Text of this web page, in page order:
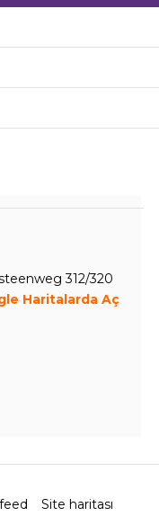
312/320
Haritalarda Aç
Site haritası